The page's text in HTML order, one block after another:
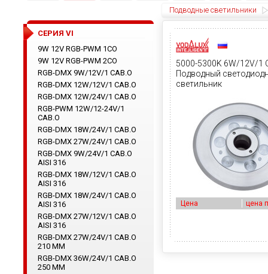
Подводные светильники
5000-5300K 6W/12V/1
Подводный
светильник
Цена цена
CЕРИЯ VI
9W 12V RGB-PWM 1CO
9W 12V RGB-PWM 2CO
RGB-DMX 9W/12V/1 CAB.O
RGB-DMX 12W/12V/1 CAB.O
RGB-DMX 12W/24V/1 CAB.O
RGB-PWM 12W/12-24V/1
CAB.O
RGB-DMX 18W/24V/1 CAB.O
RGB-DMX 27W/24V/1 CAB.O
RGB-DMX 9W/24V/1 CAB.O
AISI 316
RGB-DMX 18W/12V/1 CAB.O
AISI 316
RGB-DMX 18W/24V/1 CAB.O
AISI 316
RGB-DMX 27W/12V/1 CAB.O
AISI 316
RGB-DMX 27W/24V/1 CAB.O
210 ММ
RGB-DMX 36W/24V/1 CAB.O
250 ММ